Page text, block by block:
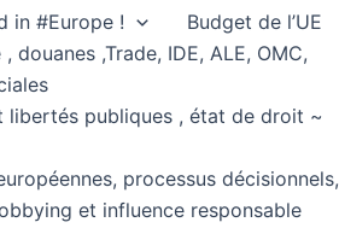
in #Europe !
Budget de l’UE
douanes ,Trade, IDE, ALE, OMC,
libertés publiques , état de droit ~
processus décisionnels,
et influence responsable